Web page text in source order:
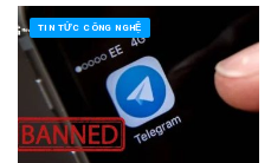
TIN TỨC CÔNG NGHỆ